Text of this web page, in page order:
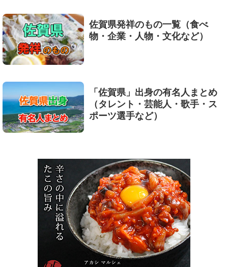
佐賀県発祥のもの一覧（食べ
物・企業・人物・文化など）
「佐賀県」出身の有名人まとめ
（タレント・芸能人・歌手・ス
ポーツ選手など）